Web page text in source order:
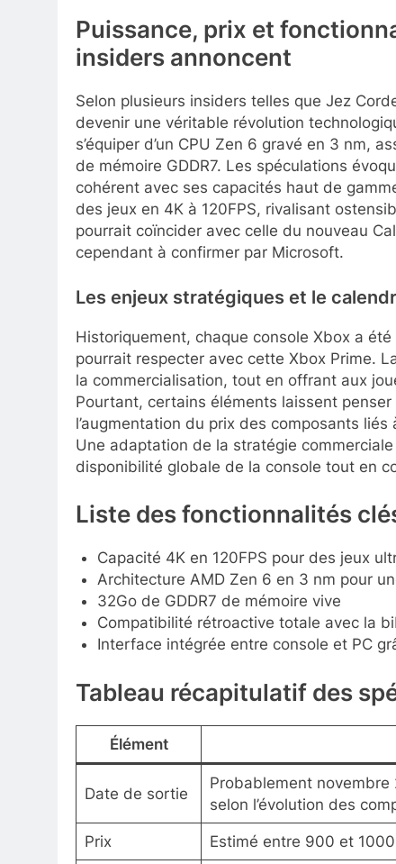
Puissance, prix et
insiders annoncent
Selon plusieurs insiders telles que Jez
devenir une véritable révolution
s’équiper d’un CPU Zen 6 gravé en 3 nm,
de mémoire GDDR7. Les spéculations
cohérent avec ses capacités haut de
des jeux en 4K à 120FPS, rivalisant
pourrait coïncider avec celle du nouveau
cependant à confirmer par Microsoft.
Les enjeux stratégiques et le
Historiquement, chaque console Xbox a
pourrait respecter avec cette Xbox Prime.
la commercialisation, tout en offrant aux
Pourtant, certains éléments laissent
l’augmentation du prix des composants
Une adaptation de la stratégie
disponibilité globale de la console tout en
Liste des fonctionnalités
Capacité 4K en 120FPS pour des jeux
Architecture AMD Zen 6 en 3 nm pour
32Go de GDDR7 de mémoire vive
Compatibilité rétroactive totale avec la
Interface intégrée entre console et PC
Tableau récapitulatif des
Élément
Date de sortie
Probablement
selon l’évolution des
Prix Estimé entre 900 et